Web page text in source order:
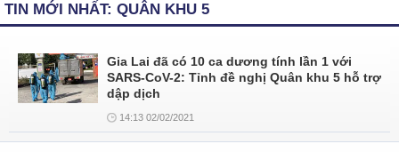
TIN MỚI NHẤT: QUÂN KHU 5
Gia Lai đã có 10 ca dương tính lần 1 với
SARS-CoV-2: Tỉnh đề nghị Quân khu 5 hỗ trợ
dập dịch
14:13 02/02/2021